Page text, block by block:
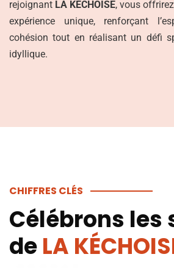
rejoignant LA KÉCHOISE, vous
expérience unique, renforçant
cohésion tout en réalisant un défi
idyllique.
CHIFFRES CLÉS
Célébrons les
deLA